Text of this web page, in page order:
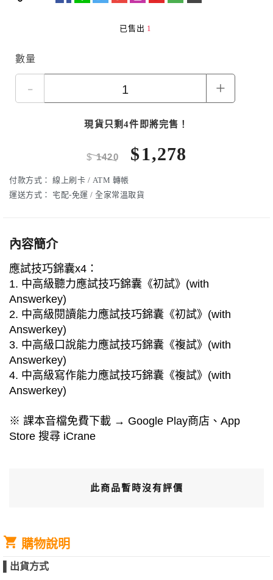
已售出 1
數量
- +
現貨只剩4件即將完售！
$1420 $1,278
付款方式： 線上刷卡 / ATM 轉帳
運送方式：
宅配-免運 / 全家常溫取貨
內容簡介
應試技巧錦囊x4：
1. 中高級聽力應試技巧錦囊《初試》(with
Answerkey)
2. 中高級閱讀能力應試技巧錦囊《初試》(with
Answerkey)
3. 中高級口說能力應試技巧錦囊《複試》(with
Answerkey)
4. 中高級寫作能力應試技巧錦囊《複試》(with
Answerkey)
※ 課本音檔免費下載 → Google Play商店、App
Store 搜尋 iCrane
此商品暫時沒有評價
購物說明
出貨方式